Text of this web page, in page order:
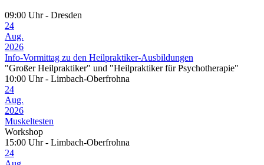
09:00 Uhr - Dresden
24
Aug.
2026
Info-Vormittag zu den Heilpraktiker-Ausbildungen
"Großer Heilpraktiker" und "Heilpraktiker für Psychotherapie"
10:00 Uhr - Limbach-Oberfrohna
24
Aug.
2026
Muskeltesten
Workshop
15:00 Uhr - Limbach-Oberfrohna
24